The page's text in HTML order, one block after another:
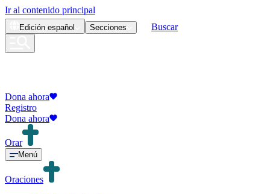
Ir al contenido principal
Edición español Secciones Buscar
Dona ahora
Registro
Dona ahora
Orar
Menú
Oraciones